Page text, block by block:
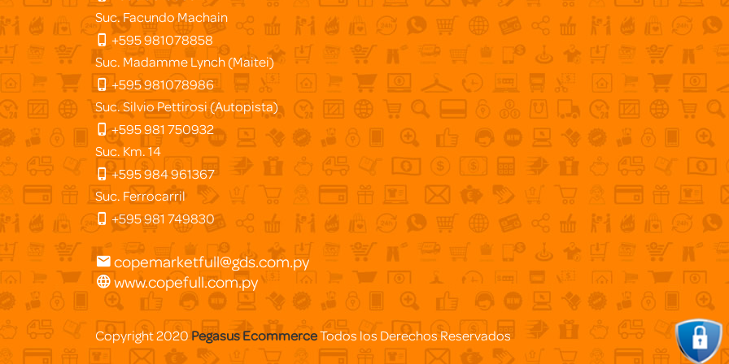
Suc. Facundo Machain
+595 981078858
Suc. Madamme Lynch (Maitei)
+595 981078986
Suc. Silvio Pettirosi (Autopista)
+595 981 750932
Suc. Km. 14
+595 984 961367
Suc. Ferrocarril
+595 981 749830
copemarketfull@gds.com.py
www.copefull.com.py
Copyright 2020Pegasus EcommerceTodos los Derechos Reservados